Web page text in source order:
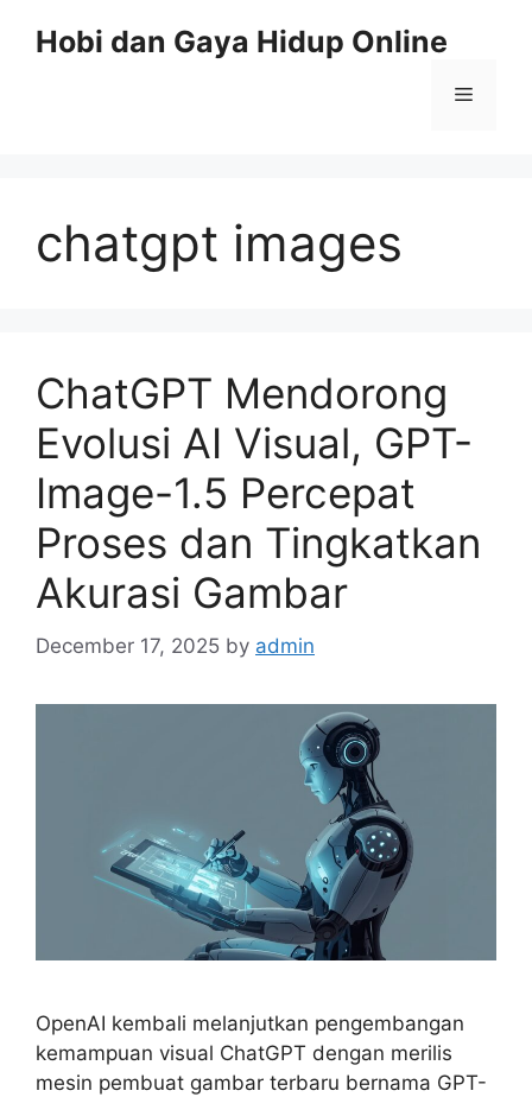
Hobi dan Gaya Hidup Online
Menu
chatgpt images
ChatGPT Mendorong
Evolusi AI Visual, GPT-
Image-1.5 Percepat
Proses dan Tingkatkan
Akurasi Gambar
December 17, 2025 by admin
OpenAI kembali melanjutkan pengembangan
kemampuan visual ChatGPT dengan merilis
mesin pembuat gambar terbaru bernama GPT-